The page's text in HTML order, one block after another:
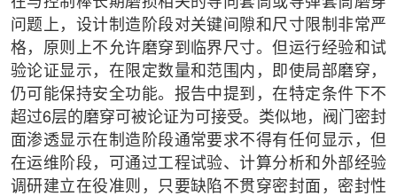
问题上，设计制造阶段对关键间隙和尺寸限制非常严
格，原则上不允许磨穿到临界尺寸。但运行经验和试
验论证显示，在限定数量和范围内，即使局部磨穿，
仍可能保持安全功能。报告中提到，在特定条件下不
超过6层的磨穿可被论证为可接受。类似地，阀门密封
面渗透显示在制造阶段通常要求不得有任何显示，但
在运维阶段，可通过工程试验、计算分析和外部经验
调研建立在役准则，只要缺陷不贯穿密封面，密封性